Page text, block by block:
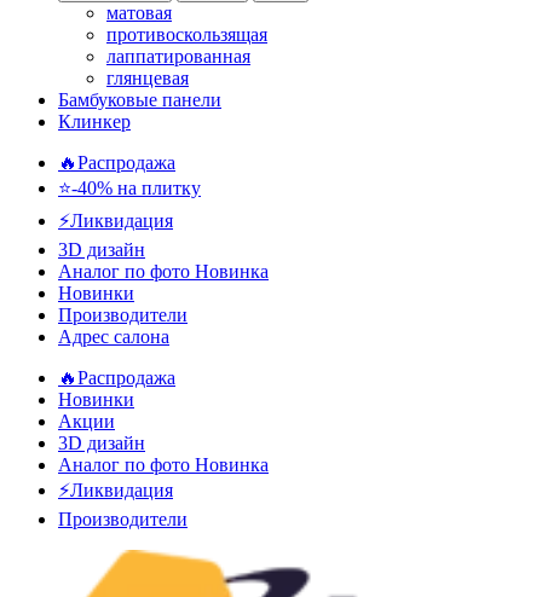
матовая
противоскользящая
лаппатированная
глянцевая
Бамбуковые панели
Клинкер
🔥Распродажа
⭐-40% на плитку
⚡️Ликвидация
3D дизайн
Аналог по фото Новинка
Новинки
Производители
Адрес салона
🔥Распродажа
Новинки
Акции
3D дизайн
Аналог по фото Новинка
⚡Ликвидация
Производители